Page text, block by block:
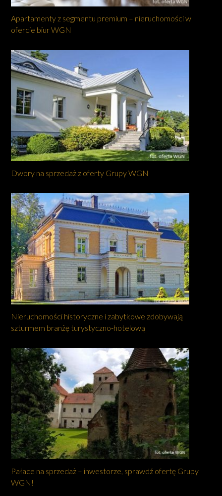
Apartamenty z segmentu premium – nieruchomości w
ofercie biur WGN
Dwory na sprzedaż z oferty Grupy WGN
Nieruchomości historyczne i zabytkowe zdobywają
szturmem branżę turystyczno-hotelową
Pałace na sprzedaż – inwestorze, sprawdź ofertę Grupy
WGN!